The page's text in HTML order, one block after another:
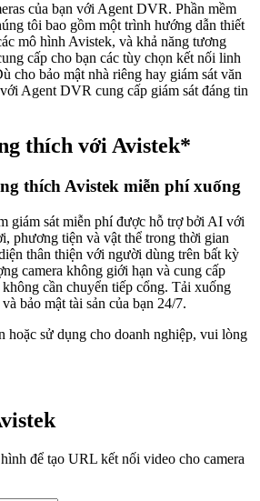
của bạn với Agent DVR. Phần mềm
tôi bao gồm một trình hướng dẫn thiết
mô hình Avistek, và khả năng tương
cấp cho bạn các tùy chọn kết nối linh
cho bảo mật nhà riêng hay giám sát văn
Agent DVR cung cấp giám sát đáng tin
thích với Avistek*
thích Avistek miễn phí xuống
giám sát miễn phí được hỗ trợ bởi AI với
phương tiện và vật thể trong thời gian
thân thiện với người dùng trên bất kỳ
camera không giới hạn và cung cấp
cần chuyển tiếp cổng. Tải xuống
bảo mật tài sản của bạn 24/7.
hoặc sử dụng cho doanh nghiệp, vui lòng
để tạo URL kết nối video cho camera